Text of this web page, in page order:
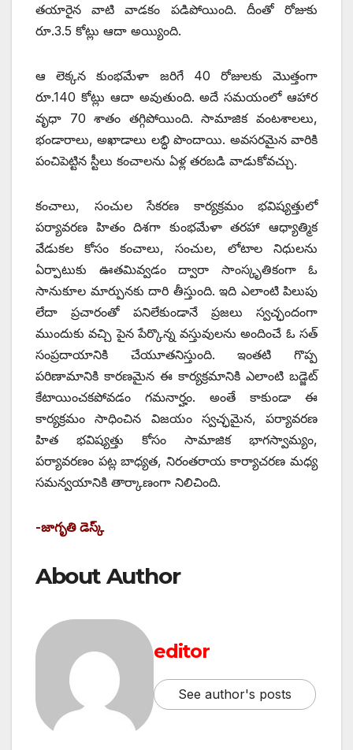
తయారైన వాటి వాడకం పడిపోయింది. దీంతో రోజుకు
రూ.3.5 కోట్లు ఆదా అయ్యింది.
ఆ లెక్కన కుంభమేళా జరిగే 40 రోజులకు మొత్తంగా
రూ.140 కోట్లు ఆదా అవుతుంది. అదే సమయంలో ఆహార
వృధా 70 శాతం తగ్గిపోయింది. సామాజిక వంటశాలలు,
భండారాలు, అఖాడాలు లబ్ధి పొందాయి. అవసరమైన వారికి
పంచిపెట్టిన స్టీలు కంచాలను ఏళ్ల తరబడి వాడుకోవచ్చు.
కంచాలు, సంచుల సేకరణ కార్యక్రమం భవిష్యత్తులో
పర్యావరణ హితం దిశగా కుంభమేళా తరహా ఆధ్యాత్మిక
వేడుకల కోసం కంచాలు, సంచుల, లోటాల నిధులను
ఏర్పాటుకు ఊతమివ్వడం ద్వారా సాంస్కృతికంగా ఓ
సానుకూల మార్పునకు దారి తీస్తుంది. ఇది ఎలాంటి పిలుపు
లేదా ప్రచారంతో పనిలేకుండానే ప్రజలు స్వచ్ఛందంగా
ముందుకు వచ్చి పైన పేర్కొన్న వస్తువులను అందించే ఓ సత్‌
‌సంప్రదాయానికి చేయూతనిస్తుంది. ఇంతటి గొప్ప
పరిణామానికి కారణమైన ఈ కార్యక్రమానికి ఎలాంటి బడ్జెట్‌
‌కేటాయించకపోవడం గమనార్హం. అంతే కాకుండా ఈ
కార్యక్రమం సాధించిన విజయం స్వచ్ఛమైన, పర్యావరణ
హిత భవిష్యత్తు కోసం సామాజిక భాగస్వామ్యం,
పర్యావరణం పట్ల బాధ్యత, నిరంతరాయ కార్యాచరణ మధ్య
సమన్వయానికి తార్కాణంగా నిలిచింది.
-జాగృతి డెస్క్
About Author
editor
See author's posts